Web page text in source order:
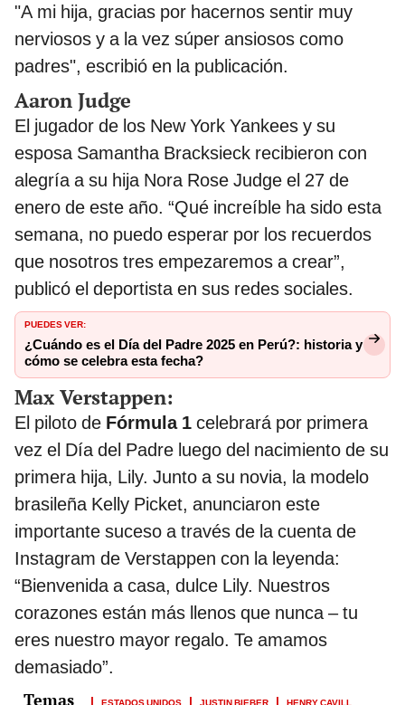
"A mi hija, gracias por hacernos sentir muy
nerviosos y a la vez súper ansiosos como
padres", escribió en la publicación.
Aaron Judge
El jugador de los New York Yankees y su
esposa Samantha Bracksieck recibieron con
alegría a su hija Nora Rose Judge el 27 de
enero de este año. “Qué increíble ha sido esta
semana, no puedo esperar por los recuerdos
que nosotros tres empezaremos a crear”,
publicó el deportista en sus redes sociales.
PUEDES VER:
¿Cuándo es el Día del Padre 2025 en Perú?: historia y
cómo se celebra esta fecha?
Max Verstappen:
El piloto de Fórmula 1 celebrará por primera
vez el Día del Padre luego del nacimiento de su
primera hija, Lily. Junto a su novia, la modelo
brasileña Kelly Picket, anunciaron este
importante suceso a través de la cuenta de
Instagram de Verstappen con la leyenda:
“Bienvenida a casa, dulce Lily. Nuestros
corazones están más llenos que nunca – tu
eres nuestro mayor regalo. Te amamos
demasiado”.
ESTADOS UNIDOS JUSTIN BIEBER HENRY CAVILL